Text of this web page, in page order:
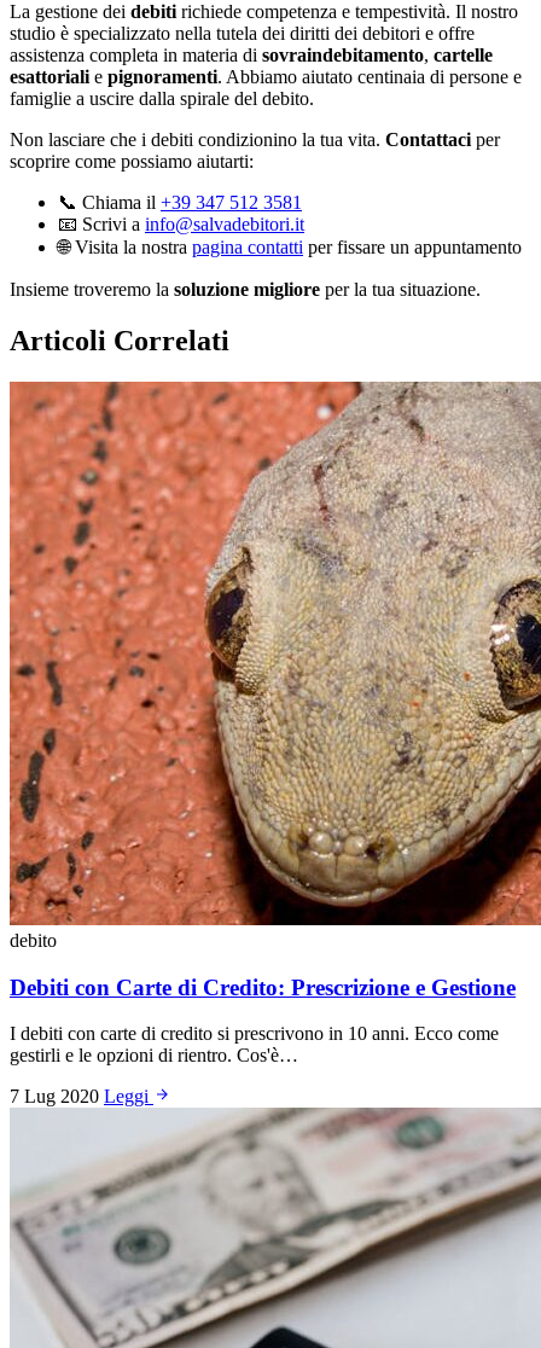
La gestione dei debiti richiede competenza e tempestività. Il nostro
studio è specializzato nella tutela dei diritti dei debitori e offre
assistenza completa in materia di sovraindebitamento, cartelle
esattoriali e pignoramenti. Abbiamo aiutato centinaia di persone e
famiglie a uscire dalla spirale del debito.
Non lasciare che i debiti condizionino la tua vita. Contattaci per
scoprire come possiamo aiutarti:
📞 Chiama il +39 347 512 3581
📧 Scrivi a info@salvadebitori.it
🌐 Visita la nostra pagina contatti per fissare un appuntamento
Insieme troveremo la soluzione migliore per la tua situazione.
Articoli Correlati
debito
Debiti con Carte di Credito: Prescrizione e Gestione
I debiti con carte di credito si prescrivono in 10 anni. Ecco come
gestirli e le opzioni di rientro. Cos'è…
7 Lug 2020 Leggi